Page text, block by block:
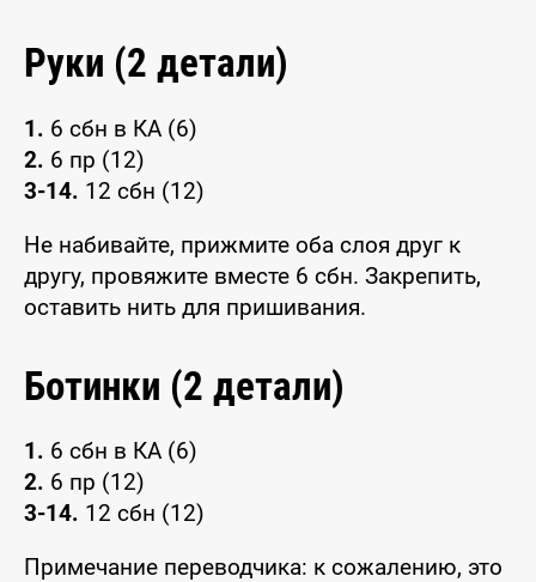
Руки (2 детали)
1. 6 сбн в КА (6)
2. 6 пр (12)
3-14. 12 сбн (12)
Не набивайте, прижмите оба слоя друг к
другу, провяжите вместе 6 сбн. Закрепить,
оставить нить для пришивания.
Ботинки (2 детали)
1. 6 сбн в КА (6)
2. 6 пр (12)
3-14. 12 сбн (12)
Примечание переводчика: к сожалению, это